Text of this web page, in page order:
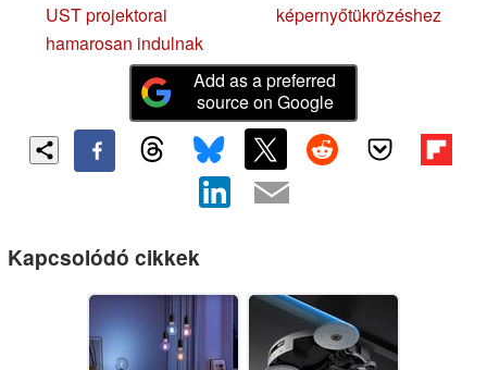
UST projektorai
hamarosan indulnak
képernyőtükrözéshez
Add as a preferred
source on Google
Kapcsolódó cikkek